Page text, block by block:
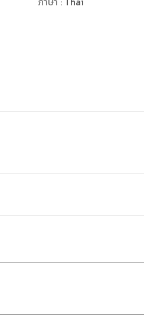
คักถึงทุกวันนี้
"ไม่ว่าจะย่อท้อแค่ไหน ขอให้เงยหน้าเข้าไว้ ชีวิตเรายังมีของอร่อยอีกมาก!"